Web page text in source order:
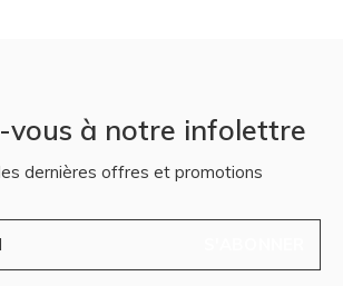
vous à notre infolettre
dernières offres et promotions